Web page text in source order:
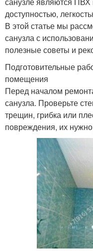
доступностью,
В этой статье мы
санузла с
полезные советы и
Подготовительные
помещения
Перед началом
санузла. Проверьте
трещин, грибка или
повреждения, их